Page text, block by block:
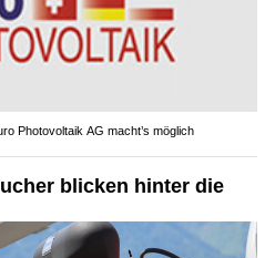
Photovoltaik AG macht’s möglich
blicken hinter die